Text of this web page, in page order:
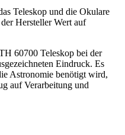
Teleskop und die Okulare
Hersteller Wert auf
60700 Teleskop bei der
Eindruck. Es
Astronomie benötigt wird,
auf Verarbeitung und